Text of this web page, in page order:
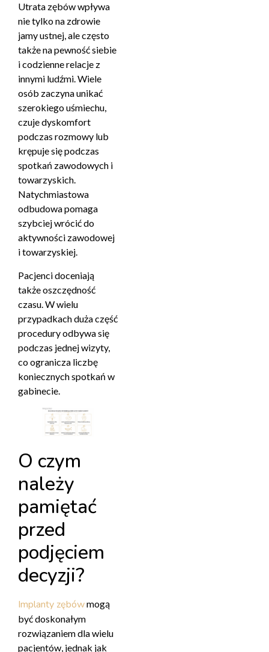
Utrata zębów wpływa
nie tylko na zdrowie
jamy ustnej, ale często
także na pewność siebie
i codzienne relacje z
innymi ludźmi. Wiele
osób zaczyna unikać
szerokiego uśmiechu,
czuje dyskomfort
podczas rozmowy lub
krępuje się podczas
spotkań zawodowych i
towarzyskich.
Natychmiastowa
odbudowa pomaga
szybciej wrócić do
aktywności zawodowej
i towarzyskiej.
Pacjenci doceniają
także oszczędność
czasu. W wielu
przypadkach duża część
procedury odbywa się
podczas jednej wizyty,
co ogranicza liczbę
koniecznych spotkań w
gabinecie.
O czym
należy
pamiętać
przed
podjęciem
decyzji?
Implanty zębówmogą
być doskonałym
rozwiązaniem dla wielu
pacjentów, jednak jak